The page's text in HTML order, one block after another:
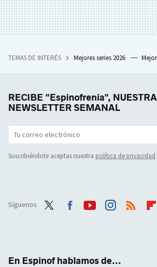
TEMAS DE INTERÉS Mejores series 2026
RECIBE "Espinofrenia", NUESTRA
NEWSLETTER SEMANAL
Suscribiéndote aceptas nuestra política de privacidad
Síguenos
En Espinof hablamos de...